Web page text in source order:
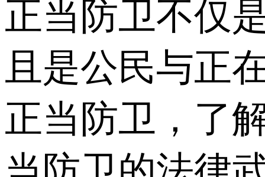
正当防卫不仅
且是公民与正
正当防卫，了